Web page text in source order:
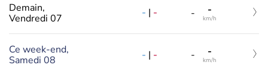
Demain,
Vendredi 07
- | - - -
km/h
Ce week-end,
Samedi 08
- | - - -
km/h